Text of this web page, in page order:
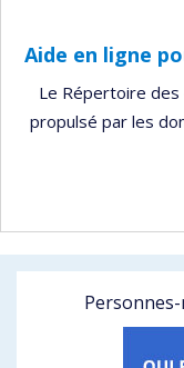
Aide en ligne
Le Répertoire
propulsé par les